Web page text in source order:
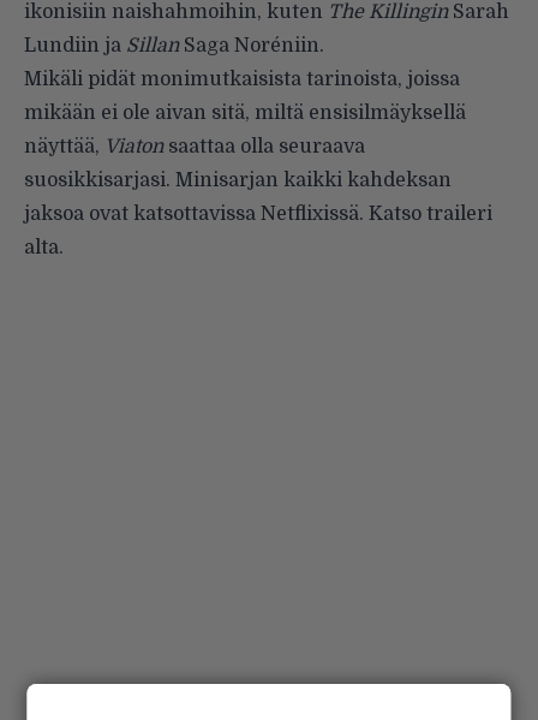
ikonisiin naishahmoihin, kuten The KillinginSarah
Lundiin ja SillanSaga Noréniin.
Mikäli pidät monimutkaisista tarinoista, joissa
mikään ei ole aivan sitä, miltä ensisilmäyksellä
näyttää, Viatonsaattaa olla seuraava
suosikkisarjasi. Minisarjan kaikki kahdeksan
jaksoa ovat katsottavissa Netflixissä. Katso traileri
alta.